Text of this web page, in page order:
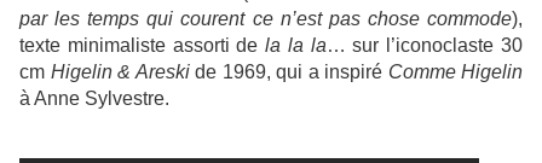
par les temps qui courent ce n’est pas chose commode),
texte minimaliste assorti dela la la… sur l’iconoclaste 30
cm Higelin & Areskide 1969, qui a inspiré Comme Higelin
à Anne Sylvestre.